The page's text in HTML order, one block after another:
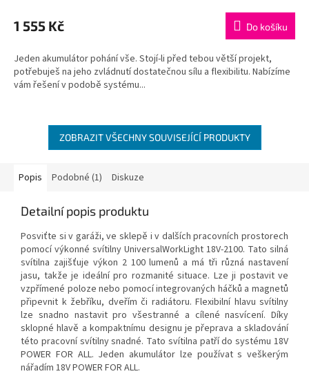
produktu
je
z
5
hvězdiček.
1 555 Kč Do košíku
Jeden akumulátor pohání vše. Stojí-li před tebou větší projekt,
potřebuješ na jeho zvládnutí dostatečnou sílu a flexibilitu. Nabízíme
vám řešení v podobě systému...
ZOBRAZIT VŠECHNY SOUVISEJÍCÍ PRODUKTY
Popis Podobné (1) Diskuze
Detailní popis produktu
Posviťte si v garáži, ve sklepě i v dalších pracovních prostorech
pomocí výkonné svítilny UniversalWorkLight 18V-2100. Tato silná
svítilna zajišťuje výkon 2 100 lumenů a má tři různá nastavení
jasu, takže je ideální pro rozmanité situace. Lze ji postavit ve
vzpřímené poloze nebo pomocí integrovaných háčků a magnetů
připevnit k žebříku, dveřím či radiátoru. Flexibilní hlavu svítilny
lze snadno nastavit pro všestranné a cílené nasvícení. Díky
sklopné hlavě a kompaktnímu designu je přeprava a skladování
této pracovní svítilny snadné. Tato svítilna patří do systému 18V
POWER FOR ALL. Jeden akumulátor lze používat s veškerým
nářadím 18V POWER FOR ALL.